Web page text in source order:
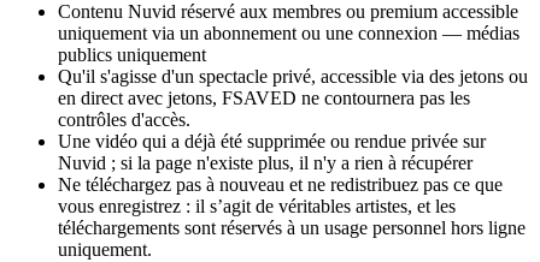
Contenu Nuvid réservé aux membres ou premium accessible
uniquement via un abonnement ou une connexion — médias
publics uniquement
Qu'il s'agisse d'un spectacle privé, accessible via des jetons ou
en direct avec jetons, FSAVED ne contournera pas les
contrôles d'accès.
Une vidéo qui a déjà été supprimée ou rendue privée sur
Nuvid ; si la page n'existe plus, il n'y a rien à récupérer
Ne téléchargez pas à nouveau et ne redistribuez pas ce que
vous enregistrez : il s’agit de véritables artistes, et les
téléchargements sont réservés à un usage personnel hors ligne
uniquement.